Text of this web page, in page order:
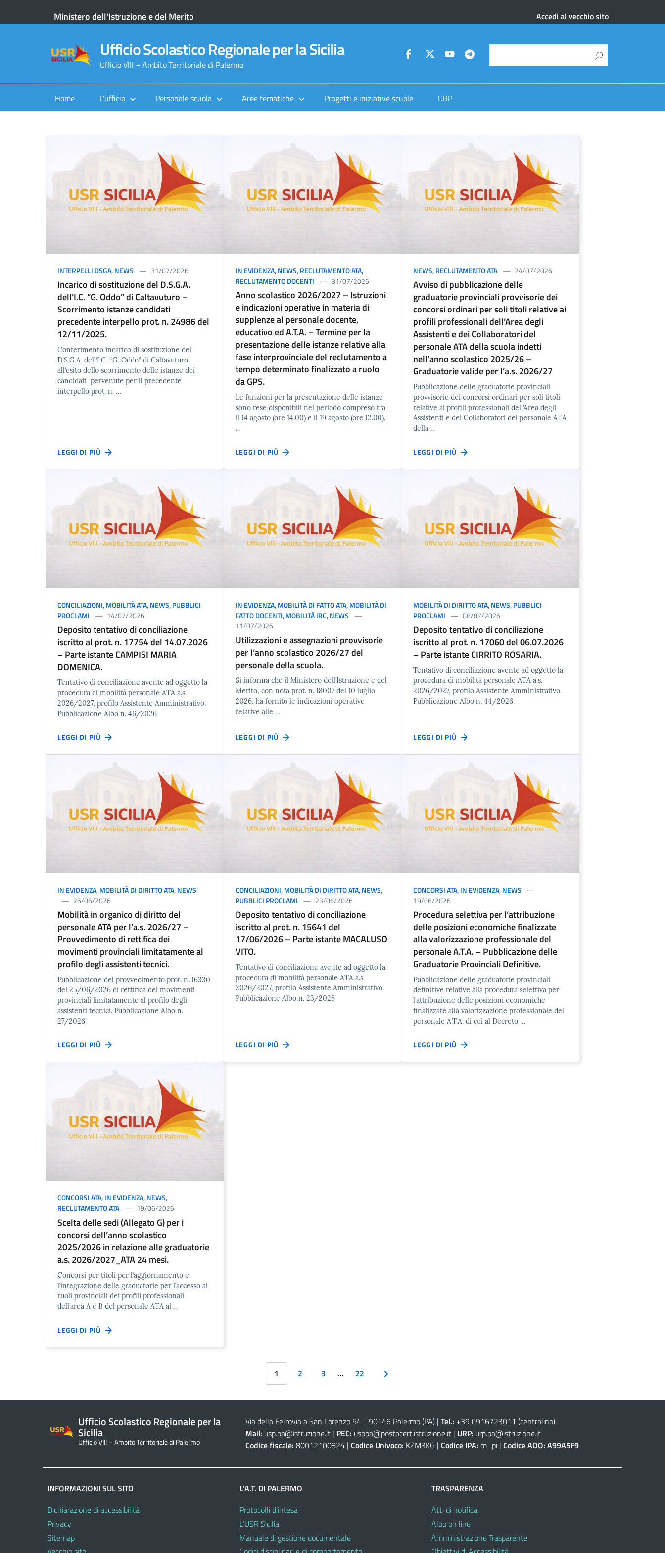
Ministero dell'Istruzione e del Merito Accedi al vecchio sito
Ufficio Scolastico Regionale per la Sicilia
Ufficio VIII – Ambito Territoriale di Palermo
Home L’ufficio Personale scuola Aree tematiche Progetti e iniziative scuole URP
INTERPELLI DSGA,NEWS 31/07/2026
Incarico di sostituzione del D.S.G.A.
dell’I.C. “G. Oddo” di Caltavuturo –
Scorrimento istanze candidati
precedente interpello prot. n. 24986 del
12/11/2025.
Conferimento incarico di sostituzione del
D.S.G.A. dell’I.C. “G. Oddo” di Caltavuturo
all’esito dello scorrimento delle istanze dei
candidati pervenute per il precedente
interpello prot. n. …
LEGGI DI PIÙ
IN EVIDENZA,NEWS,RECLUTAMENTO ATA,
RECLUTAMENTO DOCENTI
31/07/2026
Anno scolastico 2026/2027 – Istruzioni
e indicazioni operative in materia di
supplenze al personale docente,
educativo ed A.T.A. – Termine per la
presentazione delle istanze relative alla
fase interprovinciale del reclutamento a
tempo determinato finalizzato a ruolo
da GPS.
Le funzioni per la presentazione delle istanze
sono rese disponibili nel periodo compreso tra
il 14 agosto (ore 14.00) e il 19 agosto (ore 12.00).
…
LEGGI DI PIÙ
NEWS,RECLUTAMENTO ATA 24/07/2026
Avviso di pubblicazione delle
graduatorie provinciali provvisorie dei
concorsi ordinari per soli titoli relative ai
profili professionali dell’Area degli
Assistenti e dei Collaboratori del
personale ATA della scuola indetti
nell’anno scolastico 2025/26 –
Graduatorie valide per l’a.s. 2026/27
Pubblicazione delle graduatorie provinciali
provvisorie dei concorsi ordinari per soli titoli
relative ai profili professionali dell’Area degli
Assistenti e dei Collaboratori del personale ATA
della …
LEGGI DI PIÙ
CONCILIAZIONI,MOBILITÀ ATA,NEWS,PUBBLICI
PROCLAMI
14/07/2026
Deposito tentativo di conciliazione
iscritto al prot. n. 17754 del 14.07.2026
– Parte istante CAMPISI MARIA
DOMENICA.
Tentativo di conciliazione avente ad oggetto la
procedura di mobilità personale ATA a.s.
2026/2027, profilo Assistente Amministrativo.
Pubblicazione Albo n. 46/2026
LEGGI DI PIÙ
IN EVIDENZA,MOBILITÀ DI FATTO ATA,MOBILITÀ DI
FATTO DOCENTI,MOBILITÀ IRC,NEWS
11/07/2026
Utilizzazioni e assegnazioni provvisorie
per l’anno scolastico 2026/27 del
personale della scuola.
Si informa che il Ministero dell’Istruzione e del
Merito, con nota prot. n. 18007 del 10 luglio
2026, ha fornito le indicazioni operative
relative alle …
LEGGI DI PIÙ
MOBILITÀ DI DIRITTO ATA,NEWS,PUBBLICI
PROCLAMI
08/07/2026
Deposito tentativo di conciliazione
iscritto al prot. n. 17060 del 06.07.2026
– Parte istante CIRRITO ROSARIA.
Tentativo di conciliazione avente ad oggetto la
procedura di mobilità personale ATA a.s.
2026/2027, profilo Assistente Amministrativo.
Pubblicazione Albo n. 44/2026
LEGGI DI PIÙ
IN EVIDENZA,MOBILITÀ DI DIRITTO ATA,NEWS
25/06/2026
Mobilità in organico di diritto del
personale ATA per l’a.s. 2026/27 –
Provvedimento di rettifica dei
movimenti provinciali limitatamente al
profilo degli assistenti tecnici.
Pubblicazione del provvedimento prot. n. 16330
del 25/06/2026 di rettifica dei movimenti
provinciali limitatamente al profilo degli
assistenti tecnici. Pubblicazione Albo n.
27/2026
LEGGI DI PIÙ
CONCILIAZIONI,MOBILITÀ DI DIRITTO ATA,NEWS,
PUBBLICI PROCLAMI
23/06/2026
Deposito tentativo di conciliazione
iscritto al prot. n. 15641 del
17/06/2026 – Parte istante MACALUSO
VITO.
Tentativo di conciliazione avente ad oggetto la
procedura di mobilità personale ATA a.s.
2026/2027, profilo Assistente Amministrativo.
Pubblicazione Albo n. 23/2026
LEGGI DI PIÙ
CONCORSI ATA,IN EVIDENZA,NEWS
19/06/2026
Procedura selettiva per l’attribuzione
delle posizioni economiche finalizzate
alla valorizzazione professionale del
personale A.T.A. – Pubblicazione delle
Graduatorie Provinciali Definitive.
Pubblicazione delle graduatorie provinciali
definitive relative alla procedura selettiva per
l’attribuzione delle posizioni economiche
finalizzate alla valorizzazione professionale del
personale A.T.A. di cui al Decreto …
LEGGI DI PIÙ
CONCORSI ATA,IN EVIDENZA,NEWS,
RECLUTAMENTO ATA
19/06/2026
Scelta delle sedi (Allegato G) per i
concorsi dell’anno scolastico
2025/2026 in relazione alle graduatorie
a.s. 2026/2027_ATA 24 mesi.
Concorsi per titoli per l’aggiornamento e
l’integrazione delle graduatorie per l’accesso ai
ruoli provinciali dei profili professionali
dell’area A e B del personale ATA ai …
LEGGI DI PIÙ
1 2 3 … 22
Ufficio Scolastico Regionale per la
Sicilia
Ufficio VIII – Ambito Territoriale di Palermo
Via della Ferrovia a San Lorenzo 54 - 90146 Palermo (PA)| Tel.: +39 0916723011 (centralino)
Mail: usp.pa@istruzione.it| PEC: usppa@postacert.istruzione.it| URP: urp.pa@istruzione.it
Codice fiscale: 80012100824 | Codice Univoco: KZM3KG | Codice IPA: m_pi | Codice AOO: A99A5F9
INFORMAZIONI SUL SITO
Dichiarazione di accessibilità
Privacy
Sitemap
L’A.T. DI PALERMO
Protocolli d’intesa
L’USR Sicilia
Manuale di gestione documentale
TRASPARENZA
Atti di notifica
Albo on line
Amministrazione Trasparente